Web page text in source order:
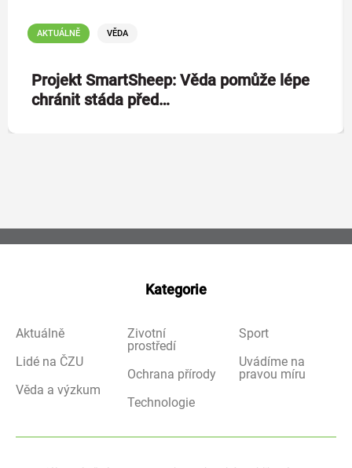
AKTUÁLNĚ VĚDA
Projekt SmartSheep: Věda pomůže lépe
chránit stáda před…
Kategorie
Aktuálně
Lidé na ČZU
Věda a výzkum
Životní
prostředí
Ochrana přírody
Technologie
Sport
Uvádíme na
pravou míru